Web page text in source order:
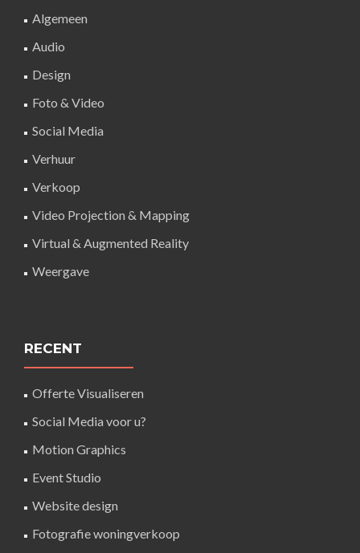
Algemeen
Audio
Design
Foto & Video
Social Media
Verhuur
Verkoop
Video Projection & Mapping
Virtual & Augmented Reality
Weergave
RECENT
Offerte Visualiseren
Social Media voor u?
Motion Graphics
Event Studio
Website design
Fotografie woningverkoop